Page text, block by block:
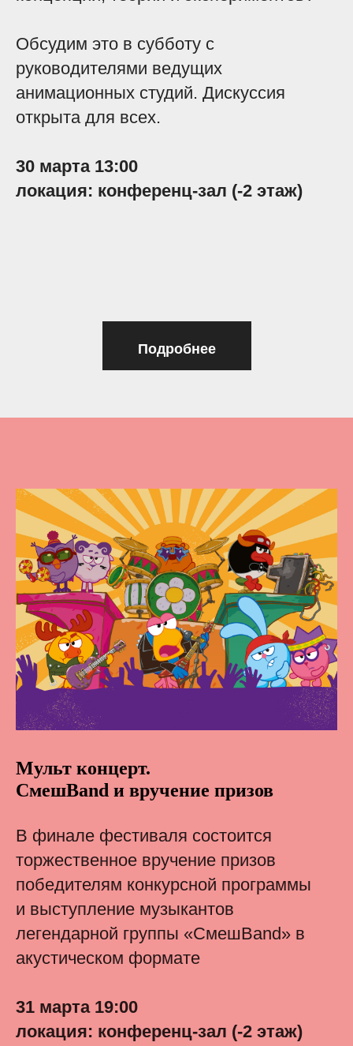
Обсудим это в субботу с
руководителями ведущих
анимационных студий. Дискуссия
открыта для всех.
30 марта 13:00
локация: конференц-зал (-2 этаж)
Подробнее
Мульт концерт.
СмешBand и вручение призов
В финале фестиваля состоится
торжественное вручение призов
победителям конкурсной программы
и выступление музыкантов
легендарной группы «СмешBand» в
акустическом формате
31 марта 19:00
локация: конференц-зал (-2 этаж)